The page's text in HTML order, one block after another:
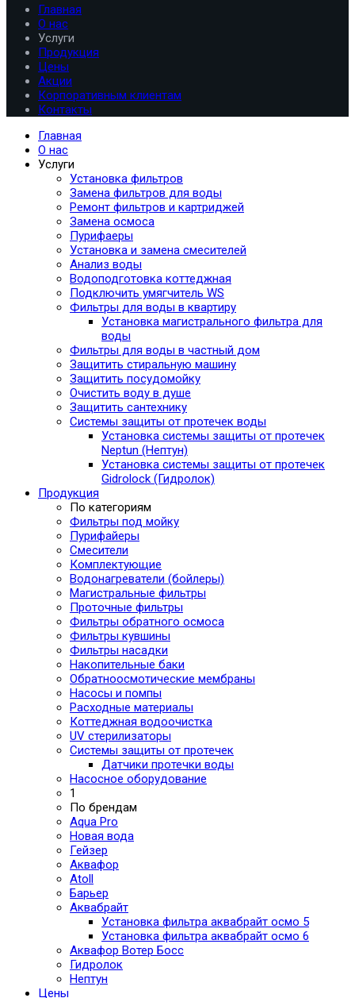
Главная
О нас
Услуги
Продукция
Цены
Акции
Корпоративным клиентам
Контакты
Главная
О нас
Услуги
Установка фильтров
Замена фильтров для воды
Ремонт фильтров и картриджей
Замена осмоса
Пурифаеры
Установка и замена смесителей
Анализ воды
Водоподготовка коттеджная
Подключить умягчитель WS
Фильтры для воды в квартиру
Установка магистрального фильтра для
воды
Фильтры для воды в частный дом
Защитить стиральную машину
Защитить посудомойку
Очистить воду в душе
Защитить сантехнику
Системы защиты от протечек воды
Установка системы защиты от протечек
Neptun (Нептун)
Установка системы защиты от протечек
Gidrolock (Гидролок)
Продукция
По категориям
Фильтры под мойку
Пурифайеры
Смесители
Комплектующие
Водонагреватели (бойлеры)
Магистральные фильтры
Проточные фильтры
Фильтры обратного осмоса
Фильтры кувшины
Фильтры насадки
Накопительные баки
Обратноосмотические мембраны
Насосы и помпы
Расходные материалы
Коттеджная водоочистка
UV стерилизаторы
Системы защиты от протечек
Датчики протечки воды
Насосное оборудование
1
По брендам
Aqua Pro
Новая вода
Гейзер
Аквафор
Atoll
Барьер
Аквабрайт
Установка фильтра аквабрайт осмо 5
Установка фильтра аквабрайт осмо 6
Аквафор Вотер Босс
Гидролок
Нептун
Цены